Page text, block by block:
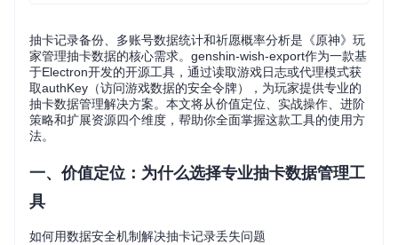
抽卡记录备份、多账号数据统计和祈愿概率分析是《原神》玩
家管理抽卡数据的核心需求。genshin-wish-export作为一款基
于Electron开发的开源工具，通过读取游戏日志或代理模式获
取authKey（访问游戏数据的安全令牌），为玩家提供专业的
抽卡数据管理解决方案。本文将从价值定位、实战操作、进阶
策略和扩展资源四个维度，帮助你全面掌握这款工具的使用方
法。
一、价值定位：为什么选择专业抽卡数据管理工
具
如何用数据安全机制解决抽卡记录丢失问题